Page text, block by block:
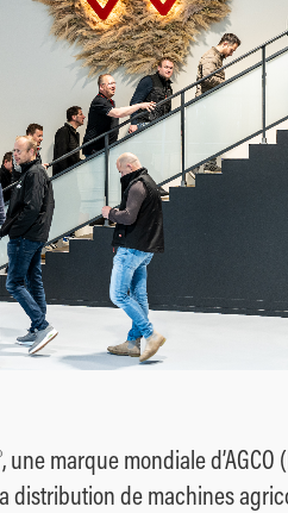
marque mondiale d’AGCO
distribution de machines